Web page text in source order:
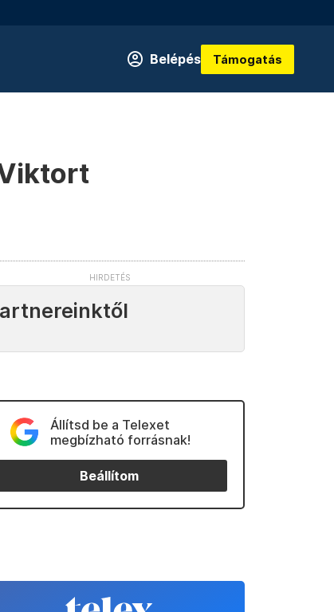
Belépés Támogatás
Állítsd be a Telexet
megbízható forrásnak!
Beállítom